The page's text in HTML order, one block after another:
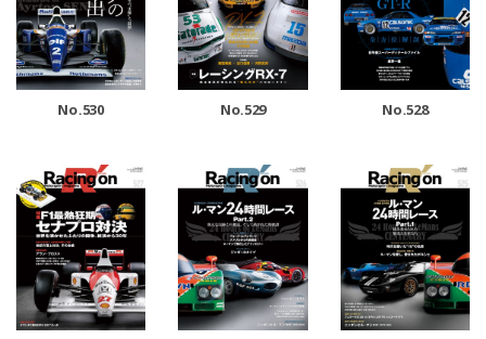
No.530 No.529 No.528